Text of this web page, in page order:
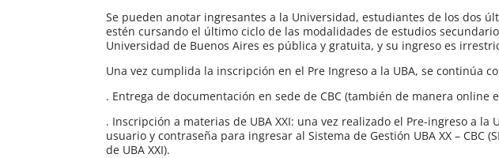
Se pueden anotar ingresantes a la Universidad, estudiantes de los dos
estén cursando el último ciclo de las modalidades de estudios
Universidad de Buenos Aires es pública y gratuita, y su ingreso es
Una vez cumplida la inscripción en el Pre Ingreso a la UBA, se continúa
. Entrega de documentación en sede de CBC (también de manera online
. Inscripción a materias de UBA XXI: una vez realizado el Pre-ingreso a
usuario y contraseña para ingresar al Sistema de Gestión UBA XX – CBC
de UBA XXI).